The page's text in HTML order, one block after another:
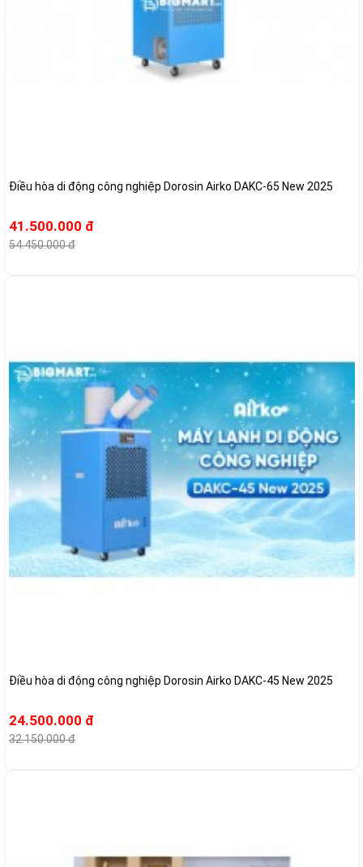
Điều hòa di động công nghiệp Dorosin Airko DAKC-65 New 2025
41.500.000 đ
54.450.000 đ
Điều hòa di động công nghiệp Dorosin Airko DAKC-45 New 2025
24.500.000 đ
32.150.000 đ